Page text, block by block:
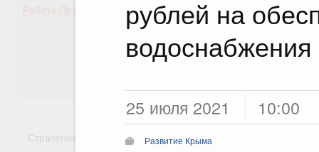
рублей на
25 июля 2021 10:00
Развитие Крыма
Работа Правительства
Демография
Здоровье
Образование
Культура
Стратегии Государственные программы